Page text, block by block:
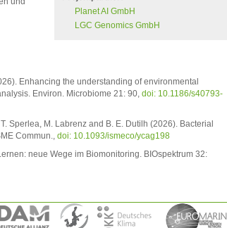
Planet AI GmbH
LGC Genomics GmbH
Enhancing the understanding of environmental
Environ. Microbiome 21: 90, doi: 10.1186/s40793-
Sperlea, M. Labrenz and B. E. Dutilh (2026). Bacterial
Commun., doi: 10.1093/ismeco/ycag198
neue Wege im Biomonitoring. BIOspektrum 32: